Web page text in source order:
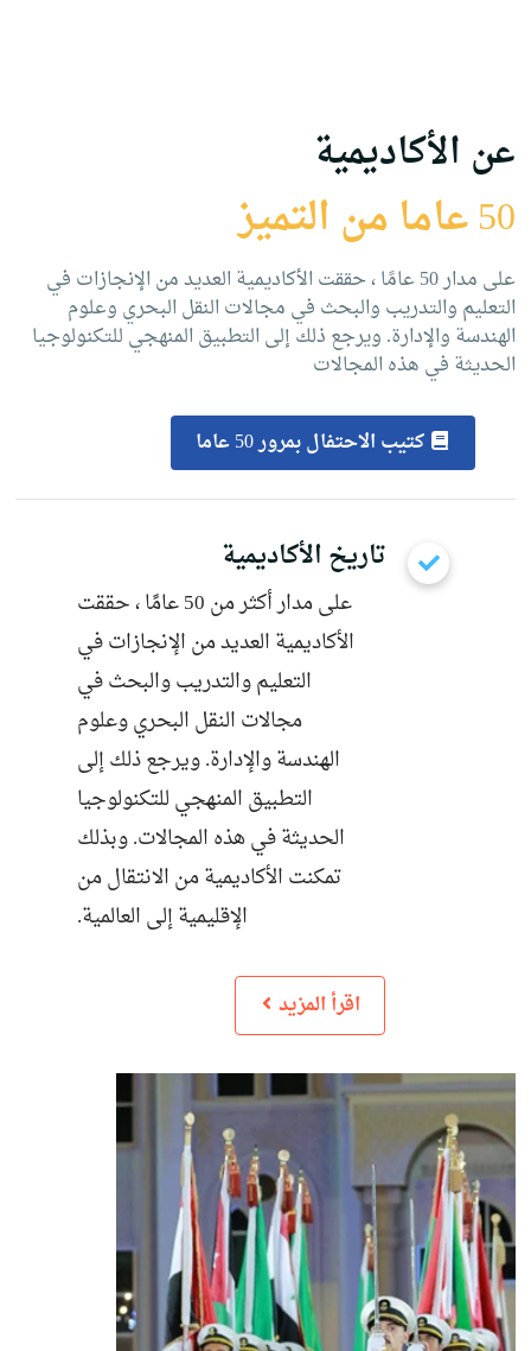
الإستشارات
عن الأكاديمية
50 عاما من التميز
على مدار 50 عامًا ، حققت الأكاديمية العديد من الإنجازات في
التعليم والتدريب والبحث في مجالات النقل البحري وعلوم
الهندسة والإدارة. ويرجع ذلك إلى التطبيق المنهجي للتكنولوجيا
الحديثة في هذه المجالات
كتيب الاحتفال بمرور 50 عاما
تاريخ الأكاديمية
على مدار أكثر من 50 عامًا ، حققت
الأكاديمية العديد من الإنجازات في
التعليم والتدريب والبحث في
مجالات النقل البحري وعلوم
الهندسة والإدارة. ويرجع ذلك إلى
التطبيق المنهجي للتكنولوجيا
الحديثة في هذه المجالات. وبذلك
تمكنت الأكاديمية من الانتقال من
الإقليمية إلى العالمية.
اقرأ المزيد